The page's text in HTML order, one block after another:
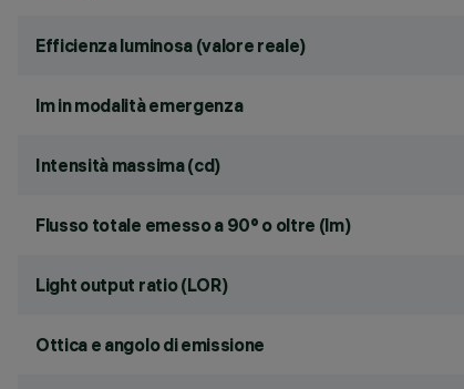
Efficienza luminosa (valore reale)
lm in modalità emergenza
Intensità massima (cd)
Flusso totale emesso a 90° o oltre (lm)
Light output ratio (LOR)
Ottica e angolo di emissione